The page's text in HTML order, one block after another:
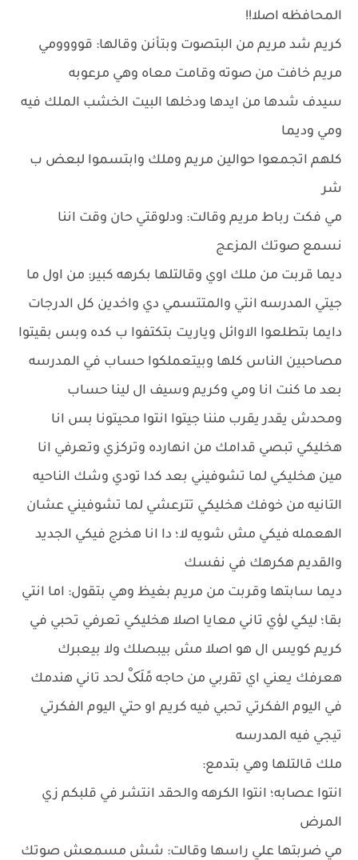
المحافظه اصلا!!
كريم شد مريم من البتصوت وبتأنن وقالها: قوووومي
مريم خافت من صوته وقامت معاه وهي مرعوبه
سيدف شدها من ايدها ودخلها البيت الخشب الملك فيه
ومي وديما
كلهم اتجمعوا حوالين مريم وملك وابتسموا لبعض ب
شر
مي فكت رباط مريم وقالت: ودلوقتي حان وقت اننا
نسمع صوتك المزعج
ديما قربت من ملك اوي وقالتلها بكرهه كبير: من اول ما
جيتي المدرسه انتي والمتتسمي دي واخدين كل الدرجات
دايما بتطلعوا الاوائل وياريت بتكتفوا ب كده وبس بقيتوا
مصاحبين الناس كلها وبيتعملكوا حساب في المدرسه
بعد ما كنت انا ومي وكريم وسيف ال لينا حساب
ومحدش يقدر يقرب مننا جيتوا انتوا محيتونا بس انا
هخليكي تبصي قدامك من انهارده وتركزي وتعرفي انا
مين هخليكي لما تشوفيني بعد كدا تودي وشك الناحيه
التانيه من خوفك هخليكي تترعشي لما تشوفيني عشان
الهعمله فيكي مش شويه لا؛ دا انا هخرج فيكي الجديد
والقديم هكرهك في نفسك
ديما سابتها وقربت من مريم بغيظ وهي بتقول: اما انتي
بقا؛ ليكي لؤي تاني معايا اصلا هخليكي تعرفي تحبي في
كريم كويس ال هو اصلا مش بيبصلك ولا بيعبرك
هعرفك يعني اي تقربي من حاجه مًلَکْ لحد تاني هندمك
في اليوم الفكرتي تحبي فيه كريم او حتي اليوم الفكرتي
تيجي فيه المدرسه
ملك قالتلها وهي بتدمع:
انتوا عصابه؛ انتوا الكرهه والحقد انتشر في قلبكم زي
المرض
مي ضربتها علي راسها وقالت: شش مسمعش صوتك